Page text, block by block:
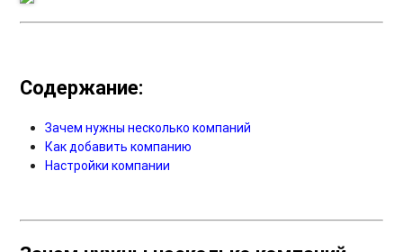
Содержание:
Зачем нужны несколько компаний
Как добавить компанию
Настройки компании